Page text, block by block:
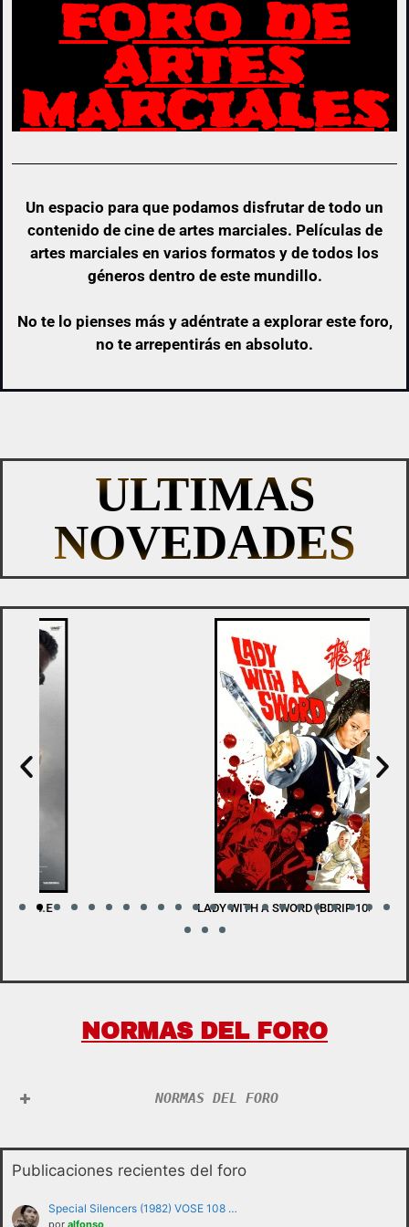
FORO DE
ARTES
MARCIALES
Un espacio para que podamos disfrutar de todo un
contenido de cine de artes marciales. Películas de
artes marciales en varios formatos y de todos los
géneros dentro de este mundillo.
No te lo pienses más y adéntrate a explorar este foro,
no te arrepentirás en absoluto.
ULTIMAS
NOVEDADES
LADY WITH A SWORD (BDRIP 1080P) V.O.S.E
NORMAS DEL FORO
NORMAS DEL FORO
Publicaciones recientes del foro
Special Silencers (1982) VOSE 108 …
por alfonso